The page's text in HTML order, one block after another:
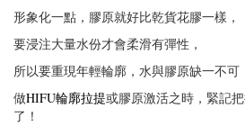
形象化一點，膠原就好比乾貨花膠一樣，
要浸注大量水份才會柔滑有彈性，
所以要重現年輕輪廓，水與膠原缺一不可
做HIFU輪廓拉提或膠原激活之時，緊記
了！